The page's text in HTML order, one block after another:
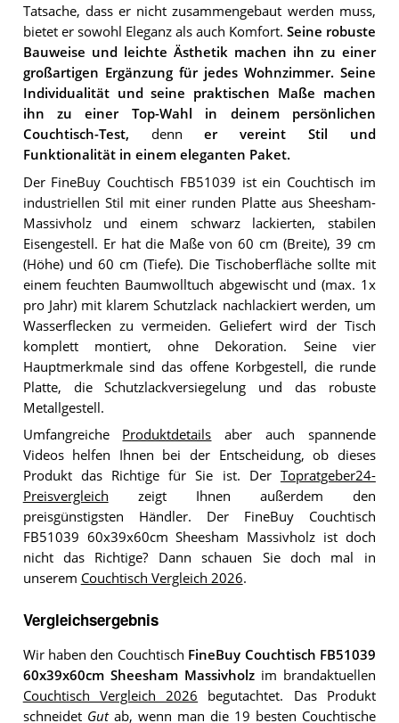
Tatsache, dass er nicht zusammengebaut werden muss,
bietet er sowohl Eleganz als auch Komfort. Seine robuste
Bauweise und leichte Ästhetik machen ihn zu einer
großartigen Ergänzung für jedes Wohnzimmer. Seine
Individualität und seine praktischen Maße machen
ihn zu einer Top-Wahl in deinem persönlichen
Couchtisch-Test, denner vereint Stil und
Funktionalität in einem eleganten Paket.
Der FineBuy Couchtisch FB51039 ist ein Couchtisch im
industriellen Stil mit einer runden Platte aus Sheesham-
Massivholz und einem schwarz lackierten, stabilen
Eisengestell. Er hat die Maße von 60 cm (Breite), 39 cm
(Höhe) und 60 cm (Tiefe). Die Tischoberfläche sollte mit
einem feuchten Baumwolltuch abgewischt und (max. 1x
pro Jahr) mit klarem Schutzlack nachlackiert werden, um
Wasserflecken zu vermeiden. Geliefert wird der Tisch
komplett montiert, ohne Dekoration. Seine vier
Hauptmerkmale sind das offene Korbgestell, die runde
Platte, die Schutzlackversiegelung und das robuste
Metallgestell.
Umfangreiche Produktdetails aber auch spannende
Videos helfen Ihnen bei der Entscheidung, ob dieses
Produkt das Richtige für Sie ist. Der Topratgeber24-
Preisvergleich zeigt Ihnen außerdem den
preisgünstigsten Händler. Der FineBuy Couchtisch
FB51039 60x39x60cm Sheesham Massivholz ist doch
nicht das Richtige? Dann schauen Sie doch mal in
unserem Couchtisch Vergleich 2026.
Vergleichsergebnis
Wir haben den Couchtisch FineBuy Couchtisch FB51039
60x39x60cm Sheesham Massivholzim brandaktuellen
Couchtisch Vergleich 2026 begutachtet. Das Produkt
schneidet Gutab, wenn man die 19 besten Couchtische